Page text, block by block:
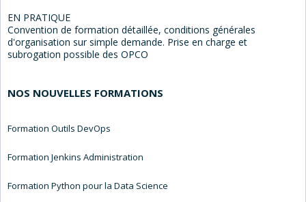
EN PRATIQUE
Convention de formation détaillée, conditions générales
d'organisation sur simple demande. Prise en charge et
subrogation possible des OPCO
NOS NOUVELLES FORMATIONS
Formation Outils DevOps
Formation Jenkins Administration
Formation Python pour la Data Science